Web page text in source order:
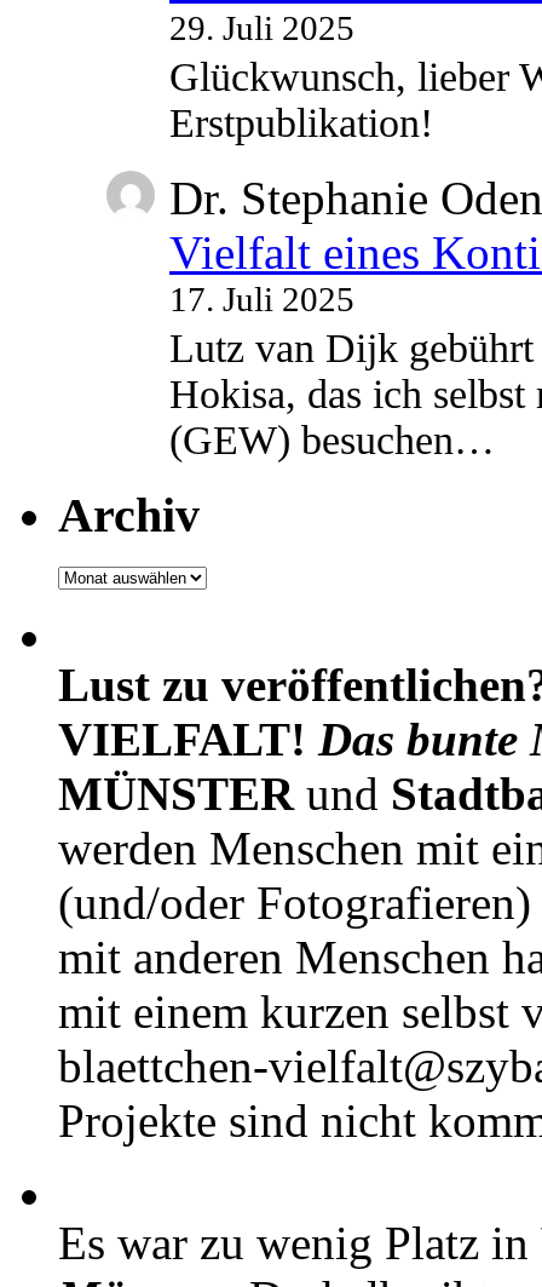
29. Juli 2025
Glückwunsch, lieber
Erstpublikation!
Dr. Stephanie
Vielfalt eines
17. Juli 2025
Lutz van Dijk
Hokisa, das ich
(GEW) besuchen…
Archiv
Archiv
Lust zu
VIELFALT! Das bunte
MÜNSTERund
werden Menschen mit
(und/oder
mit anderen Menschen
mit einem kurzen selbst
blaettchen-
Projekte sind nicht
Es war zu wenig Platz in